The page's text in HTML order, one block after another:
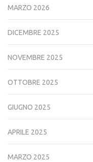
MARZO 2026
DICEMBRE 2025
NOVEMBRE 2025
OTTOBRE 2025
GIUGNO 2025
APRILE 2025
MARZO 2025